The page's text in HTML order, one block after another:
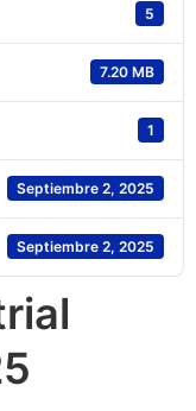
5
7.20 MB
1
Septiembre 2, 2025
Septiembre 2, 2025